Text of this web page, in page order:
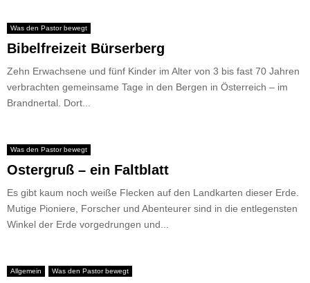
Was den Pastor bewegt
Bibelfreizeit Bürserberg
Zehn Erwachsene und fünf Kinder im Alter von 3 bis fast 70 Jahren
verbrachten gemeinsame Tage in den Bergen in Österreich – im
Brandnertal. Dort...
Was den Pastor bewegt
Ostergruß – ein Faltblatt
Es gibt kaum noch weiße Flecken auf den Landkarten dieser Erde.
Mutige Pioniere, Forscher und Abenteurer sind in die entlegensten
Winkel der Erde vorgedrungen und...
Allgemein Was den Pastor bewegt